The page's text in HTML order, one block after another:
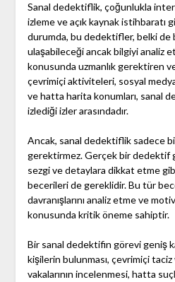
Sanal dedektiflik, çoğunlukla
izleme ve açık kaynak istihbaratı
durumda, bu dedektifler, belki de
ulaşabileceği ancak bilgiyi analiz
konusunda uzmanlık gerektiren
çevrimiçi aktiviteleri, sosyal
ve hatta harita konumları, sanal
izlediği izler arasındadır.
Ancak, sanal dedektiflik sadece
gerektirmez. Gerçek bir dedektif
sezgi ve detaylara dikkat etme
becerileri de gereklidir. Bu tür
davranışlarını analiz etme ve
konusunda kritik öneme sahiptir.
Bir sanal dedektifin görevi geniş
kişilerin bulunması, çevrimiçi taciz
vakalarının incelenmesi, hatta